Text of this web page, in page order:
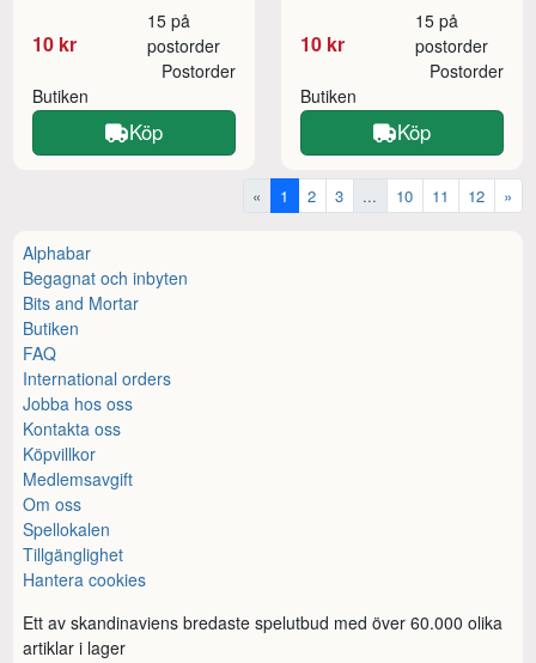
10 kr
15 på
postorder
Butiken
Postorder
Köp
10 kr
15 på
postorder
Butiken
Postorder
Köp
« 1 2 3 ... 10 11 12 »
Alphabar
Begagnat och inbyten
Bits and Mortar
Butiken
FAQ
International orders
Jobba hos oss
Kontakta oss
Köpvillkor
Medlemsavgift
Om oss
Spellokalen
Tillgänglighet
Hantera cookies
Ett av skandinaviens bredaste spelutbud med över 60.000 olika
artiklar i lager